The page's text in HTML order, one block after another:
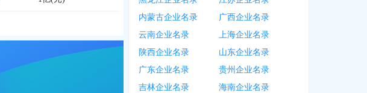
内蒙古企业名录
广西企业名录
云南企业名录
上海企业名录
陕西企业名录
山东企业名录
广东企业名录
贵州企业名录
吉林企业名录
海南企业名录